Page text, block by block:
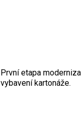
První etapa
vybavení kartonáže.